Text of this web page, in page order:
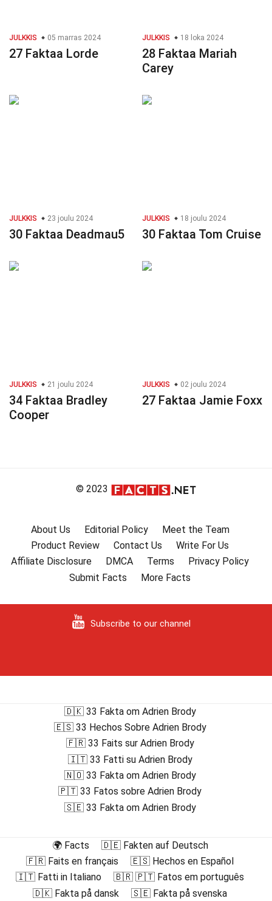
JULKKIS 05 marras 2024
27 Faktaa Lorde
JULKKIS 18 loka 2024
28 Faktaa Mariah
Carey
JULKKIS 23 joulu 2024
30 Faktaa Deadmau5
JULKKIS 18 joulu 2024
30 Faktaa Tom Cruise
JULKKIS 21 joulu 2024
34 Faktaa Bradley
Cooper
JULKKIS 02 joulu 2024
27 Faktaa Jamie Foxx
© 2023
About Us Editorial Policy
Meet the Team
Product Review
Contact Us
Write For Us
Affiliate Disclosure
DMCA Terms
Privacy Policy
Submit Facts
More Facts
Subscribe to our channel
🇩🇰 33 Fakta om Adrien Brody
🇪🇸 33 Hechos Sobre Adrien Brody
🇫🇷 33 Faits sur Adrien Brody
🇮🇹 33 Fatti su Adrien Brody
🇳🇴 33 Fakta om Adrien Brody
🇵🇹 33 Fatos sobre Adrien Brody
🇸🇪 33 Fakta om Adrien Brody
🌍 Facts
🇩🇪 Fakten auf Deutsch
🇫🇷 Faits en français
🇪🇸 Hechos en Español
🇮🇹 Fatti in Italiano
🇧🇷 🇵🇹 Fatos em português
🇩🇰 Fakta på dansk
🇸🇪 Fakta på svenska